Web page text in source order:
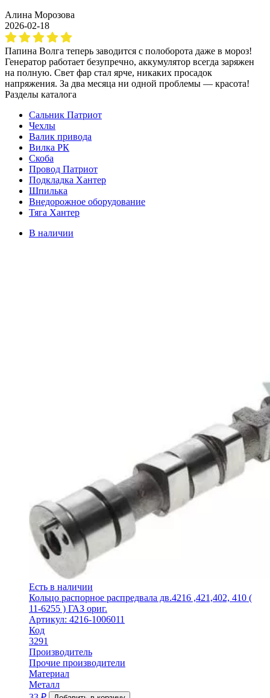
Алина Морозова
2026-02-18
Папина Волга теперь заводится с полоборота даже в мороз!
Генератор работает безупречно, аккумулятор всегда заряжен
на полную. Свет фар стал ярче, никаких просадок
напряжения. За два месяца ни одной проблемы — красота!
Разделы каталога
Сальник Патриот
Чехлы
Валик привода
Вилка РК
Скоба
Провод Патриот
Подкладка Хантер
Шпилька
Внедорожное оборудование
Тяга Хантер
В наличии
Есть в наличии
Кольцо распорное распредвала дв.4216 ,421,402, 410 (
11-6255 ) ГАЗ ориг.
Артикул: 4216-1006011
Код
3291
Производитель
Прочие производители
Материал
Металл